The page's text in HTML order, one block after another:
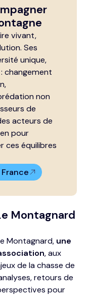
vivant,
Ses
unique,
changement
non
de
acteurs de
pour
ces équilibres
Montagnard
Montagnard, une
, aux
de la chasse de
retours de
pour